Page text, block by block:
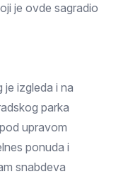
je ovde sagradio
je izgleda i na
parka
upravom
ponuda i
snabdeva